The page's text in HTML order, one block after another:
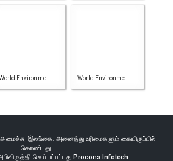
Environme... World Environme...
அமைச்சு, இலங்கை. அனைத்து உரிமைகளும் கையிருப்பில்
கொண்டது..
செய்யப்பட்டது Procons Infotech.